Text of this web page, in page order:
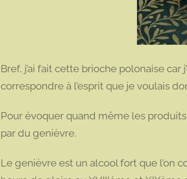
Bref, j’ai fait cette brioche polonaise
correspondre à l’esprit que je voulais
Pour évoquer quand même les
par du genièvre.
Le genièvre est un alcool fort que l’on